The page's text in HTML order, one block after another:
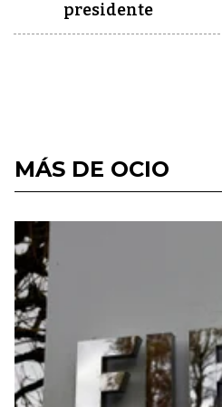
presidente
MÁS DE OCIO